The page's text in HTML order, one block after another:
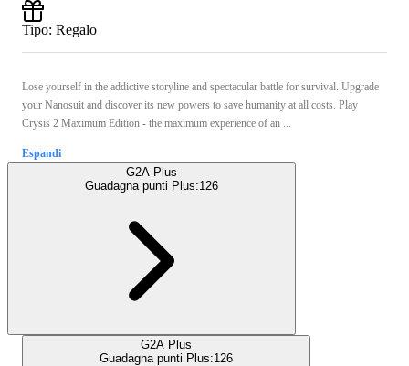
Tipo: Regalo
Lose yourself in the addictive storyline and spectacular battle for survival. Upgrade
your Nanosuit and discover its new powers to save humanity at all costs. Play
Crysis 2 Maximum Edition - the maximum experience of an ...
Espandi
G2A Plus
Guadagna punti Plus:126
G2A Plus
Guadagna punti Plus:126